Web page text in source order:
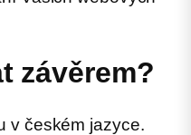
závěrem?
v českém jazyce.